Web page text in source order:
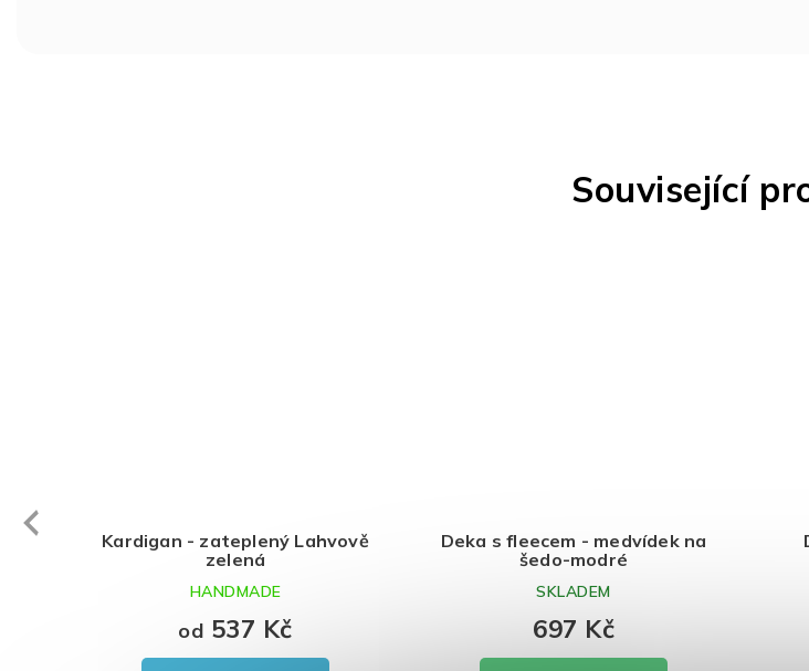
Související
zateplená mikina -
Kardigan - zateplený Lahvově
Deka s fleecem -